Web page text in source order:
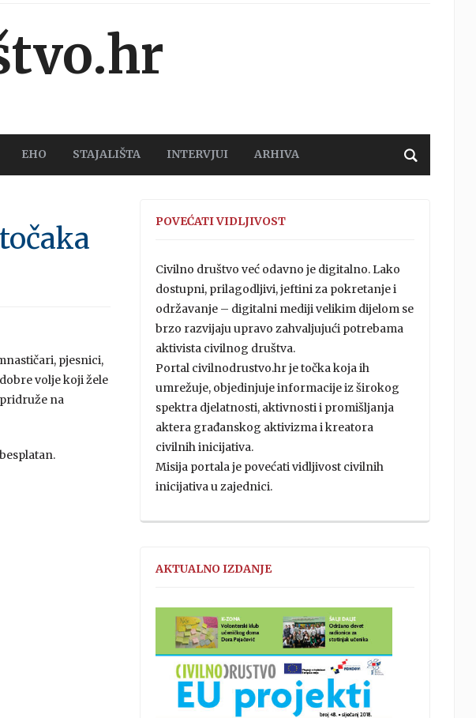
EHO STAJALIŠTA INTERVJUI ARHIVA
pjesnici,
volje koji žele
na
POVEĆATI VIDLJIVOST
Civilno društvo već odavno je digitalno. Lako
dostupni, prilagodljivi, jeftini za pokretanje i
održavanje – digitalni mediji velikim dijelom se
brzo razvijaju upravo zahvaljujući potrebama
aktivista civilnog društva.
Portal civilnodrustvo.hr je točka koja ih
umrežuje, objedinjuje informacije iz širokog
spektra djelatnosti, aktivnosti i promišljanja
aktera građanskog aktivizma i kreatora
civilnih inicijativa.
Misija portala je povećati vidljivost civilnih
inicijativa u zajednici.
AKTUALNO IZDANJE